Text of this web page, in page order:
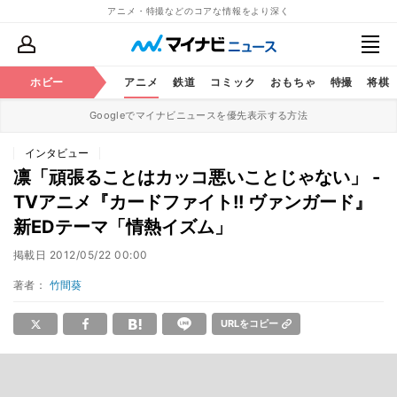
アニメ・特撮などのコアな情報をより深く
ホビー アニメ 鉄道 コミック おもちゃ 特撮 将棋
Googleでマイナビニュースを優先表示する方法
インタビュー
凛「頑張ることはカッコ悪いことじゃない」 -
TVアニメ『カードファイト!! ヴァンガード』
新EDテーマ「情熱イズム」
掲載日 2012/05/22 00:00
著者： 竹間葵
URLをコピー